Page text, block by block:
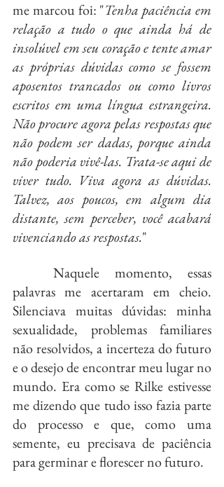
me marcou foi: "Tenha paciência em
relação a tudo o que ainda há de
insolúvel em seu coração e tente amar
as próprias dúvidas como se fossem
aposentos trancados ou como livros
escritos em uma língua estrangeira.
Não procure agora pelas respostas que
não podem ser dadas, porque ainda
não poderia vivê-las. Trata-se aqui de
viver tudo. Viva agora as dúvidas.
Talvez, aos poucos, em algum dia
distante, sem perceber, você acabará
vivenciando as respostas."
palavras me acertaram em cheio.
Silenciava muitas dúvidas: minha
sexualidade, problemas familiares
não resolvidos, a incerteza do futuro
e o desejo de encontrar meu lugar no
mundo. Era como se Rilke estivesse
me dizendo que tudo isso fazia parte
do processo e que, como uma
semente, eu precisava de paciência
para germinar e florescer no futuro.